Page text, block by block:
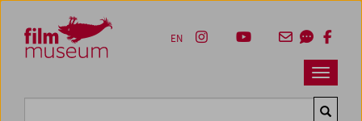
Zum Inhalt
Zum Hauptmenü
Zur Servicenavigation
Zum Suche
Navbar
EN